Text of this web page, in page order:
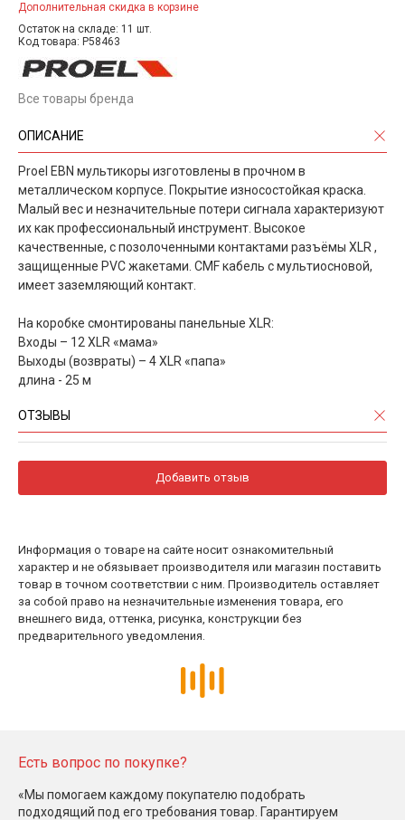
Дополнительная скидка в корзине
Остаток на складе: 11 шт.
Код товара: P58463
Все товары бренда
ОПИСАНИЕ
Proel EBN мультикоры изготовлены в прочном в
металлическом корпусе. Покрытие износостойкая краска.
Малый вес и незначительные потери сигнала характеризуют
их как профессиональный инструмент. Высокое
качественные, с позолоченными контактами разъёмы XLR ,
защищенные PVC жакетами. CMF кабель с мультиосновой,
имеет заземляющий контакт.
На коробке смонтированы панельные XLR:
Входы – 12 XLR «мама»
Выходы (возвраты) – 4 XLR «папа»
длина - 25 м
ОТЗЫВЫ
Добавить отзыв
Информация о товаре на сайте носит ознакомительный
характер и не обязывает производителя или магазин поставить
товар в точном соответствии с ним. Производитель оставляет
за собой право на незначительные изменения товара, его
внешнего вида, оттенка, рисунка, конструкции без
предварительного уведомления.
Есть вопрос по покупке?
«Мы помогаем каждому покупателю подобрать
подходящий под его требования товар. Гарантируем